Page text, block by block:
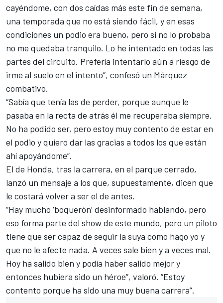
cayéndome, con dos caídas más este fin de semana,
una temporada que no está siendo fácil, y en esas
condiciones un podio era bueno, pero si no lo probaba
no me quedaba tranquilo. Lo he intentado en todas las
partes del circuito. Prefería intentarlo aún a riesgo de
irme al suelo en el intento”, confesó un Márquez
combativo.
“Sabía que tenía las de perder, porque aunque le
pasaba en la recta de atrás él me recuperaba siempre.
No ha podido ser, pero estoy muy contento de estar en
el podio y quiero dar las gracias a todos los que están
ahí apoyándome”.
El de Honda, tras la carrera, en el parque cerrado,
lanzó un mensaje a los que, supuestamente, dicen que
le costará volver a ser el de antes.
“Hay mucho ‘boquerón’ desinformado hablando, pero
eso forma parte del show de este mundo, pero un piloto
tiene que ser capaz de seguir la suya como hago yo y
que no le afecte nada. A veces sale bien y a veces mal.
Hoy ha salido bien y podía haber salido mejor y
entonces hubiera sido un héroe”, valoró. “Estoy
contento porque ha sido una muy buena carrera”.